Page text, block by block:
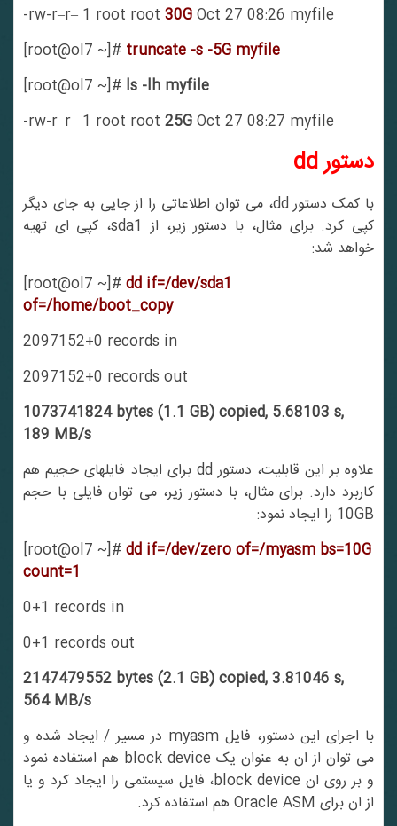
-rw-r–r– 1 root root30GOct 27 08:26 myfile
[root@ol7 ~]#truncate -s -5G myfile
[root@ol7 ~]#ls -lh myfile
-rw-r–r– 1 root root25GOct 27 08:27 myfile
دستورdd
با کمک دستور dd، می توان اطلاعاتی را از جایی به جای دیگر
کپی کرد. برای مثال، با دستور زیر، از sda1، کپی ای تهیه
خواهد شد:
[root@ol7 ~]#dd if=/dev/sda1
of=/home/boot_copy
2097152+0 records in
2097152+0 records out
1073741824 bytes (1.1 GB) copied, 5.68103 s,
189 MB/s
علاوه بر این قابلیت، دستور dd برای ایجاد فایلهای حجیم هم
کاربرد دارد. برای مثال، با دستور زیر، می توان فایلی با حجم
10GB را ایجاد نمود:
[root@ol7 ~]#dd if=/dev/zero of=/myasm bs=10G
count=1
0+1 records in
0+1 records out
2147479552 bytes (2.1 GB) copied, 3.81046 s,
564 MB/s
با اجرای این دستور، فایل myasm در مسیر / ایجاد شده و
می توان از ان به عنوان یک block device هم استفاده نمود
و بر روی ان block device، فایل سیستمی را ایجاد کرد و یا
از ان برای Oracle ASM هم استفاده کرد.